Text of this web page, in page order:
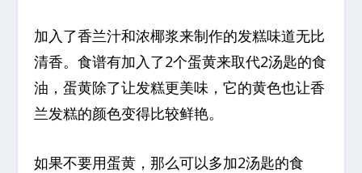
加入了香兰汁和浓椰浆来制作的发糕味道无比
清香。食谱有加入了2个蛋黄来取代2汤匙的食
油，蛋黄除了让发糕更美味，它的黄色也让香
兰发糕的颜色变得比较鲜艳。
如果不要用蛋黄，那么可以多加2汤匙的食